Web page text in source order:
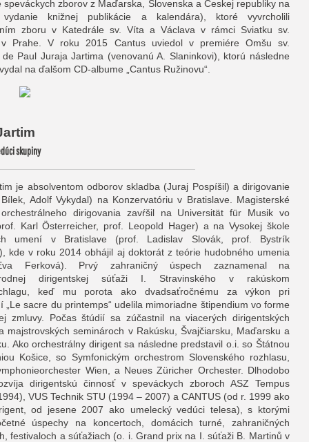
speváckych zborov z Maďarska, Slovenska a Českej republiky na
vydanie knižnej publikácie a kalendára), ktoré vyvrcholili
zboru v Katedrále sv. Víta a Václava v rámci Sviatku sv.
v Prahe. V roku 2015 Cantus uviedol v premiére Omšu sv.
de Paul Juraja Jartima (venovanú A. Slaninkovi), ktorú následne
na ďalšom CD-albume „Cantus Ružinovu“.
skupiny
je absolventom odborov skladba (Juraj Pospíšil) a dirigovanie
Adolf Vykydal) na Konzervatóriu v Bratislave. Magisterské
dirigovania zavŕšil na Universität für Musik vo
Karl Österreicher, prof. Leopold Hager) a na Vysokej škole
umení v Bratislave (prof. Ladislav Slovák, prof. Bystrík
kde v roku 2014 obhájil aj doktorát z teórie hudobného umenia
Ferková). Prvý zahraničný úspech zaznamenal na
dirigentskej súťaži I. Stravinského v rakúskom
keď mu porota ako dvadsaťročnému za výkon pri
„Le sacre du printemps“ udelila mimoriadne štipendium vo forme
zmluvy. Počas štúdií sa zúčastnil na viacerých dirigentských
majstrovských seminároch v Rakúsku, Švajčiarsku, Maďarsku a
Ako orchestrálny dirigent sa následne predstavil o.i. so Štátnou
Košice, so Symfonickým orchestrom Slovenského rozhlasu,
Wien, a Neues Züricher Orchester. Dlhodobo
dirigentskú činnosť v speváckych zboroch ASZ Tempus
VUS Technik STU (1994 – 2007) a CANTUS (od r. 1999 ako
od jesene 2007 ako umelecký vedúci telesa), s ktorými
úspechy na koncertoch, domácich turné, zahraničných
festivaloch a súťažiach (o. i. Grand prix na I. súťaži B. Martinů v